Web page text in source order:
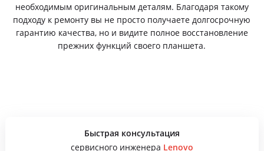
необходимым оригинальным деталям. Благодаря такому
подходу к ремонту вы не просто получаете долгосрочную
гарантию качества, но и видите полное восстановление
прежних функций своего планшета.
Быстрая консультация
сервисного инженера Lenovo